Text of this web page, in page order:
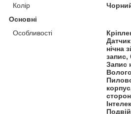
Колір
Основні
Особливості
нічна
запис,
Запис